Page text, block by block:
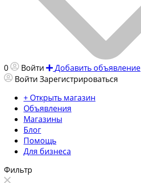
0 Войти
Добавить объявление
Войти Зарегистрироваться
+ Открыть магазин
Объявления
Магазины
Блог
Помощь
Для бизнеса
Фильтр